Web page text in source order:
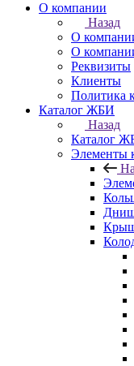
О компании
Назад
О
О
Реквизиты
Клиенты
Политика
Каталог ЖБИ
Назад
Каталог
Элементы